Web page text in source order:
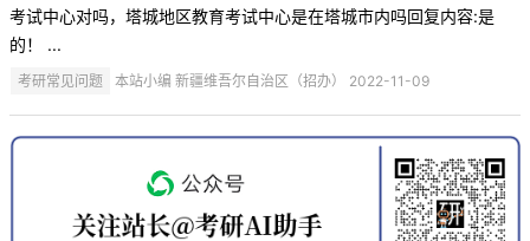
考试中心对吗，塔城地区教育考试中心是在塔城市内吗回复内容:是
的！ ...
考研常见问题 本站小编 新疆维吾尔自治区（招办） 2022-11-09